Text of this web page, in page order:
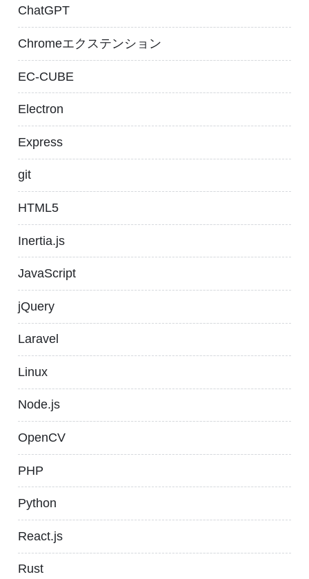
ChatGPT
Chromeエクステンション
EC-CUBE
Electron
Express
git
HTML5
Inertia.js
JavaScript
jQuery
Laravel
Linux
Node.js
OpenCV
PHP
Python
React.js
Rust